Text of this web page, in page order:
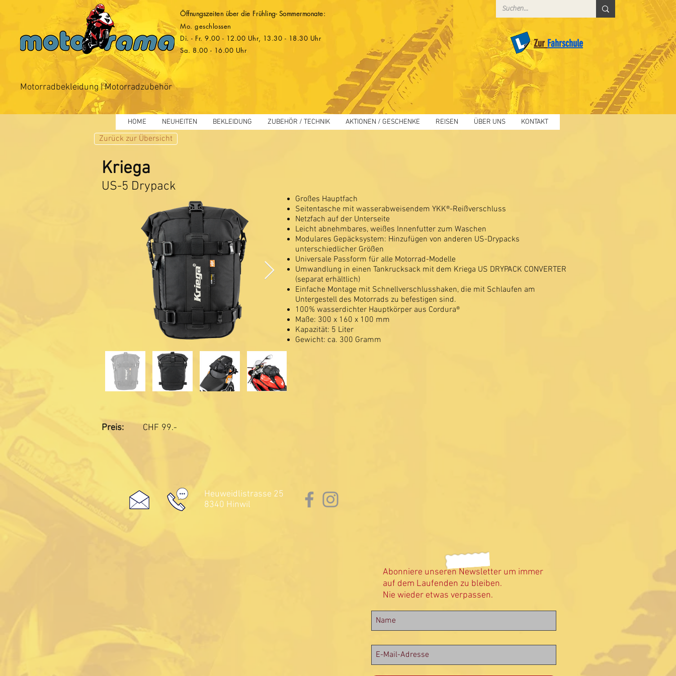
Öffnungszeiten über die Frühling- Sommermonate:
Mo. geschlossen
Di. - Fr. 9.00 - 12.00 Uhr, 13.30 - 18.30 Uhr
Sa. 8.00 - 16.00 Uhr
Motorradbekleidung | Motorradzubehör
Zur Fahrschule
HOME NEUHEITEN BEKLEIDUNG ZUBEHÖR / TECHNIK AKTIONEN / GESCHENKE REISEN ÜBER UNS KONTAKT
Zurück zur Übersicht
Kriega
US-5 Drypack
Großes Hauptfach
Seitentasche mit wasserabweisendem YKK®-Reißverschluss
Netzfach auf der Unterseite
Leicht abnehmbares, weißes Innenfutter zum Waschen
Modulares Gepäcksystem: Hinzufügen von anderen US-Drypacks
unterschiedlicher Größen
Universale Passform für alle Motorrad-Modelle
Umwandlung in einen Tankrucksack mit dem Kriega US DRYPACK CONVERTER
(separat erhältlich)
Einfache Montage mit Schnellverschlusshaken, die mit Schlaufen am
Untergestell des Motorrads zu befestigen sind.
100% wasserdichter Hauptkörper aus Cordura®
Maße: 300 x 160 x 100 mm
Kapazität: 5 Liter
Gewicht: ca. 300 Gramm
Preis: CHF 99.-
Heuweidlistrasse 25
8340 Hinwil
Abonniere unseren Newsletter um immer
auf dem Laufenden zu bleiben.
Nie wieder etwas verpassen.